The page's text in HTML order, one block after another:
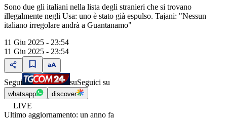
Sono due gli italiani nella lista degli stranieri che si trovano
illegalmente negli Usa: uno è stato già espulso. Tajani: "Nessun
italiano irregolare andrà a Guantanamo"
11 Giu 2025 - 23:54
11 Giu 2025 - 23:54
Segui suSeguici su
whatsapp discover
LIVE
Ultimo aggiornamento: un anno fa